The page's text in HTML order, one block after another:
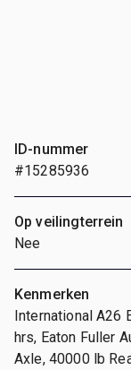
ID-nummer
#15285936
Op veilingterrein
Nee
Kenmerken
International A26
hrs, Eaton Fuller
Axle, 40000 lb